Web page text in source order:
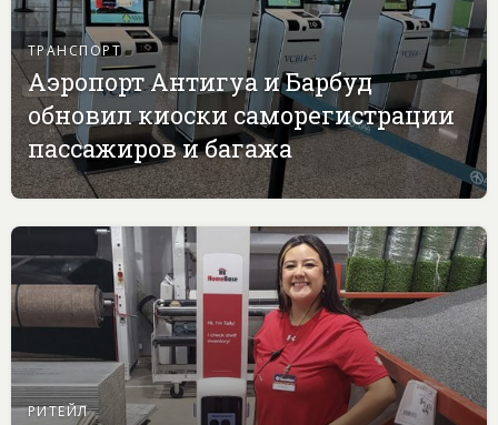
ТРАНСПОРТ
Аэропорт Антигуа и Барбуд
обновил киоски саморегистрации
пассажиров и багажа
РИТЕЙЛ